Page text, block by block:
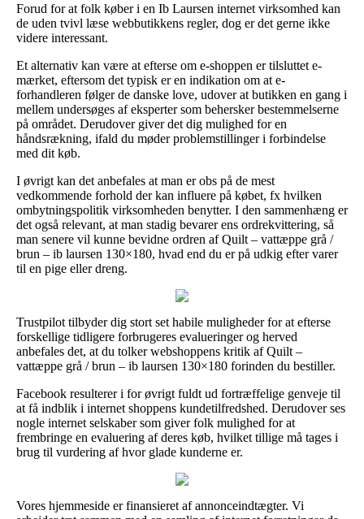
Forud for at folk køber i en Ib Laursen internet virksomhed kan
de uden tvivl læse webbutikkens regler, dog er det gerne ikke
videre interessant.
Et alternativ kan være at efterse om e-shoppen er tilsluttet e-
mærket, eftersom det typisk er en indikation om at e-
forhandleren følger de danske love, udover at butikken en gang i
mellem undersøges af eksperter som behersker bestemmelserne
på området. Derudover giver det dig mulighed for en
håndsrækning, ifald du møder problemstillinger i forbindelse
med dit køb.
I øvrigt kan det anbefales at man er obs på de mest
vedkommende forhold der kan influere på købet, fx hvilken
ombytningspolitik virksomheden benytter. I den sammenhæng er
det også relevant, at man stadig bevarer ens ordrekvittering, så
man senere vil kunne bevidne ordren af Quilt – vattæppe grå /
brun – ib laursen 130×180, hvad end du er på udkig efter varer
til en pige eller dreng.
Trustpilot tilbyder dig stort set habile muligheder for at efterse
forskellige tidligere forbrugeres evalueringer og herved
anbefales det, at du tolker webshoppens kritik af Quilt –
vattæppe grå / brun – ib laursen 130×180 forinden du bestiller.
Facebook resulterer i for øvrigt fuldt ud fortræffelige genveje til
at få indblik i internet shoppens kundetilfredshed. Derudover ses
nogle internet selskaber som giver folk mulighed for at
frembringe en evaluering af deres køb, hvilket tillige må tages i
brug til vurdering af hvor glade kunderne er.
Vores hjemmeside er finansieret af annonceindtægter. Vi